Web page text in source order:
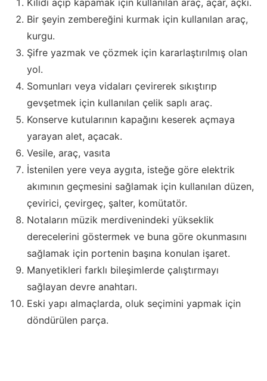
Kilidi açıp kapamak için kullanılan araç, açar, açkı.
Bir şeyin zembereğini kurmak için kullanılan araç,
kurgu.
Şifre yazmak ve çözmek için kararlaştırılmış olan
yol.
Somunları veya vidaları çevirerek sıkıştırıp
gevşetmek için kullanılan çelik saplı araç.
Konserve kutularının kapağını keserek açmaya
yarayan alet, açacak.
Vesile, araç, vasıta
İstenilen yere veya aygıta, isteğe göre elektrik
akımının geçmesini sağlamak için kullanılan düzen,
çevirici, çevirgeç, şalter, komütatör.
Notaların müzik merdivenindeki yükseklik
derecelerini göstermek ve buna göre okunmasını
sağlamak için portenin başına konulan işaret.
Manyetikleri farklı bileşimlerde çalıştırmayı
sağlayan devre anahtarı.
Eski yapı almaçlarda, oluk seçimini yapmak için
döndürülen parça.